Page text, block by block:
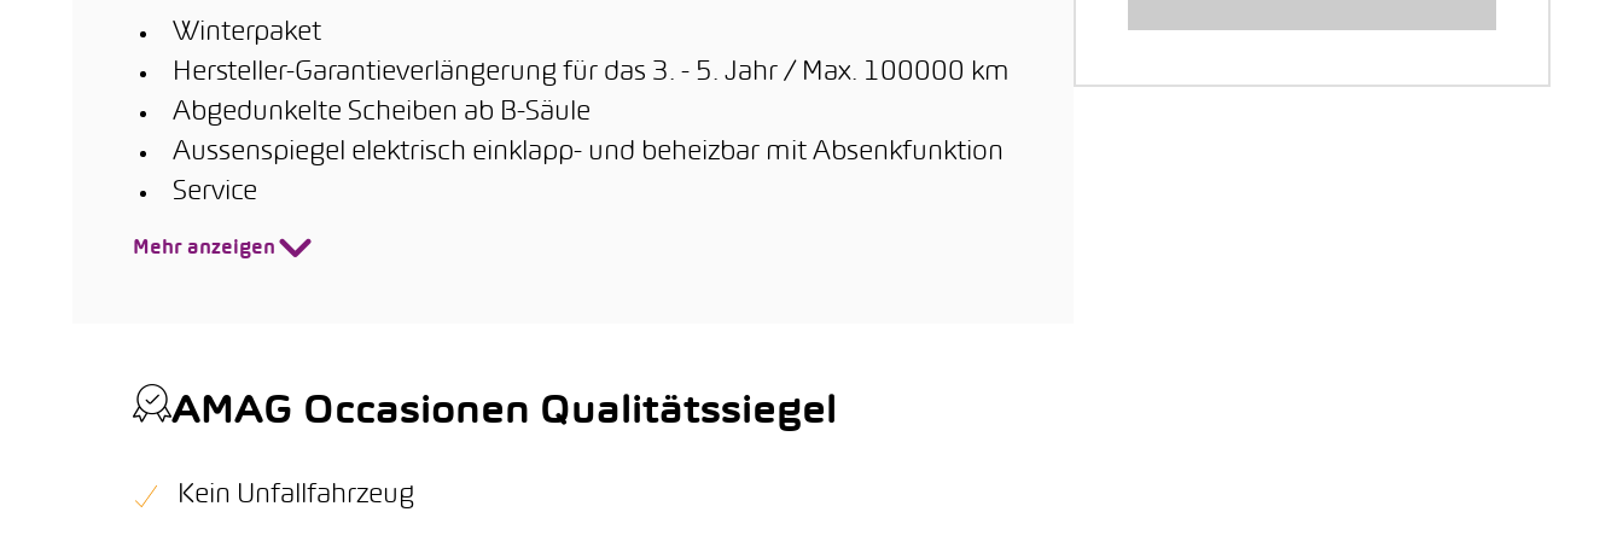
Winterpaket
Hersteller-Garantieverlängerung für das 3. - 5. Jahr / Max. 100000 km
Abgedunkelte Scheiben ab B-Säule
Aussenspiegel elektrisch einklapp- und beheizbar mit Absenkfunktion
Service
Mehr anzeigen
AMAG Occasionen Qualitätssiegel
Kein Unfallfahrzeug